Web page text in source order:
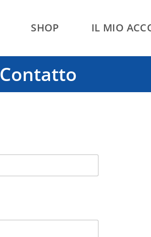
SHOP IL MIO
Contatto